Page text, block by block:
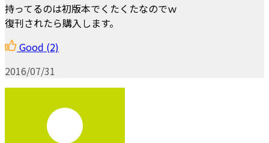
持ってるのは初版本でくたくたなのでｗ
復刊されたら購入します。
Good (2)
2016/07/31